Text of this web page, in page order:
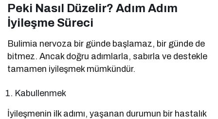
Peki Nasıl Düzelir? Adım Adım
İyileşme Süreci
Bulimia nervoza bir günde başlamaz, bir günde de
bitmez. Ancak doğru adımlarla, sabırla ve destekle
tamamen iyileşmek mümkündür.
Kabullenmek
İyileşmenin ilk adımı, yaşanan durumun bir hastalık